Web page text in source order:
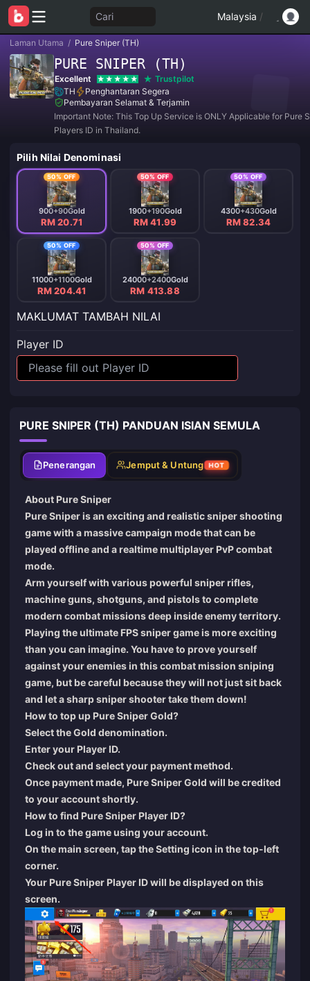
Cari Malaysia /
Laman Utama / Pure Sniper (TH)
PURE SNIPER (TH)
Excellent
Trustpilot
TH
Penghantaran Segera
Pembayaran Selamat & Terjamin
Important Note: This Top Up Service is ONLY Applicable for Pure
Players ID in Thailand.
Pilih Nilai Denominasi
50% OFF
900+90Gold
RM 20.71
50% OFF
1900+190Gold
RM 41.99
50% OFF
4300+430Gold
RM 82.34
50% OFF
11000+1100Gold
RM 204.41
50% OFF
24000+2400Gold
RM 413.88
MAKLUMAT TAMBAH NILAI
Player ID
PURE SNIPER (TH) PANDUAN ISIAN SEMULA
Penerangan Jemput & Untung HOT
About Pure Sniper
Pure Sniper is an exciting and realistic sniper shooting
game with a massive campaign mode that can be
played offline and a realtime multiplayer PvP combat
mode.
Arm yourself with various powerful sniper rifles,
machine guns, shotguns, and pistols to complete
modern combat missions deep inside enemy territory.
Playing the ultimate FPS sniper game is more exciting
than you can imagine. You have to prove yourself
against your enemies in this combat mission sniping
game, but be careful because they will not just sit back
and let a sharp sniper shooter take them down!
How to top up Pure Sniper Gold?
Select the Gold denomination.
Enter your Player ID.
Check out and select your payment method.
Once payment made, Pure Sniper Gold will be credited
to your account shortly.
How to find Pure Sniper Player ID?
Log in to the game using your account.
On the main screen, tap the Setting icon in the top-left
corner.
Your Pure Sniper Player ID will be displayed on this
screen.